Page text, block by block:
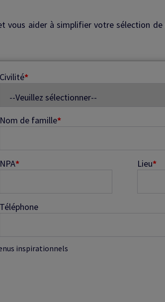
aider à simplifier votre sélection de
Civilité*
Nom de famille*
NPA* Lieu*
Téléphone
inspirationnels